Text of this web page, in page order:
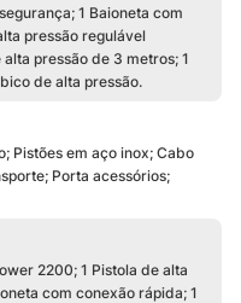
1 Baioneta com
pressão regulável
pressão de 3 metros; 1
de alta pressão.
Pistões em aço inox; Cabo
Porta acessórios;
2200; 1 Pistola de alta
com conexão rápida; 1